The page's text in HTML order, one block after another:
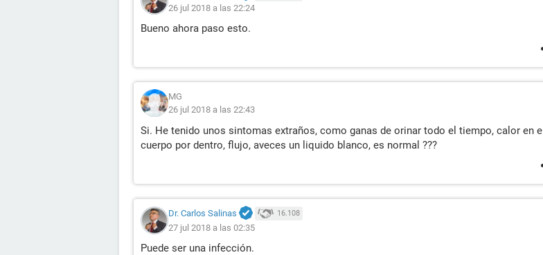
26 jul 2018 a las 22:24
Bueno ahora paso esto.
MG
26 jul 2018 a las 22:43
Si. He tenido unos sintomas extraños, como ganas de orinar todo el tiempo, calor en el
cuerpo por dentro, flujo, aveces un liquido blanco, es normal ???
Dr. Carlos Salinas 16.108
27 jul 2018 a las 02:35
Puede ser una infección.